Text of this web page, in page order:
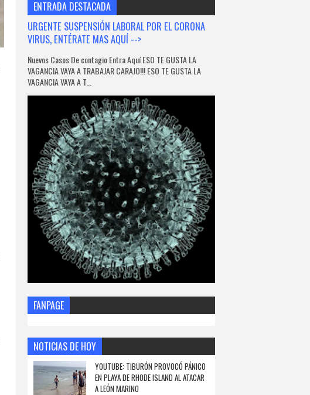
ENTRADA DESTACADA
URGENTE SUSPENSIÓN LABORAL POR EL CORONA
VIRUS, ENTÉRATE MAS AQUÍ -->
Nuevos Casos De contagio Entra Aquí ESO TE GUSTA LA
VAGANCIA VAYA A TRABAJAR CARAJO!!! ESO TE GUSTA LA
VAGANCIA VAYA A T...
FANPAGE
NOTICIAS DE HOY
YOUTUBE: TIBURÓN PROVOCÓ PÁNICO
EN PLAYA DE RHODE ISLAND AL ATACAR
A LEÓN MARINO